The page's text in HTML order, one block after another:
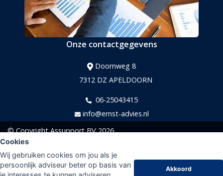
Cookies
Wij gebruiken cookies om jou als je
persoonlijk adviseur beter op basis van
Akkoord
Onze contactgegevens
Doornweg 8
7312 DZ APELDOORN
06-25043415
info@ernst-advies.nl
© CopyrightAssupport BV2026
Sitemap
Disclaimer